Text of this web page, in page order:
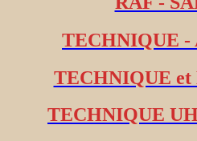
TECHNIQUE -
TECHNIQUE et
TECHNIQUE